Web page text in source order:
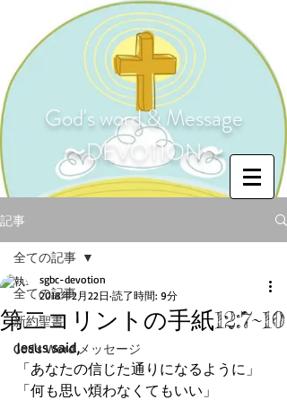
God's word & Message
〜DEVOTION〜
記事
全ての記事
新約聖書
God's Word メッセージ
全ての記事
第二コリントの手紙12:7~10
sgbc-devotion
2018年2月22日 読了時間: 9分
Jesus said,
「あなたの信じた通りになるように」
「何も思い煩わなくてもいい」